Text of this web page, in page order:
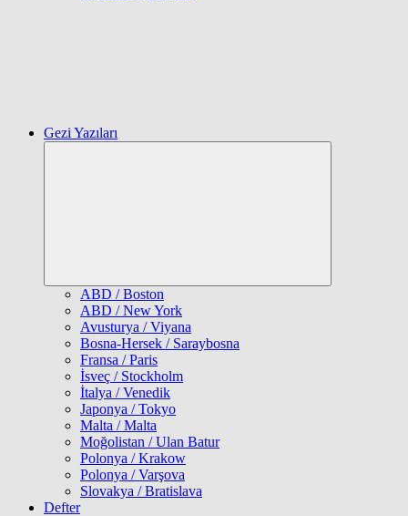
Gezi Yazıları
ABD / Boston
ABD / New York
Avusturya / Viyana
Bosna-Hersek / Saraybosna
Fransa / Paris
İsveç / Stockholm
İtalya / Venedik
Japonya / Tokyo
Malta / Malta
Moğolistan / Ulan Batur
Polonya / Krakow
Polonya / Varşova
Slovakya / Bratislava
Defter